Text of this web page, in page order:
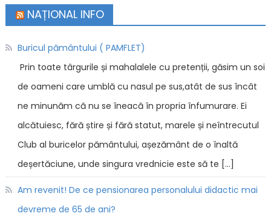
NAȚIONAL INFO
Buricul pământului ( PAMFLET)
Prin toate târgurile și mahalalele cu pretenții, găsim un soi
de oameni care umblă cu nasul pe sus,atât de sus încât
ne minunăm că nu se îneacă în propria înfumurare. Ei
alcătuiesc, fără știre și fără statut, marele și neîntrecutul
Club al buricelor pământului, așezământ de o înaltă
deșertăciune, unde singura vrednicie este să te […]
Am revenit! De ce pensionarea personalului didactic mai
devreme de 65 de ani?